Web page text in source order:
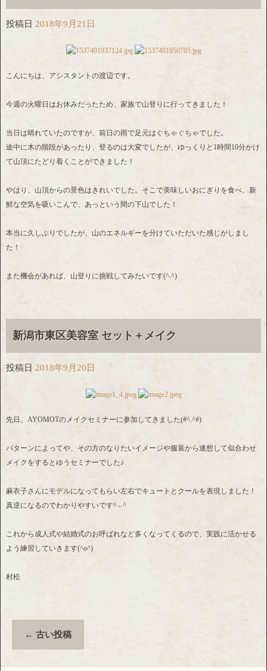
投稿日 2018年9月21日
こんにちは、アシスタントの渡辺です。
今週の火曜日はお休みだったため、家族で山登りに行ってきました！
当日は晴れていたのですが、前日の雨で足元はぐちゃぐちゃでした。
途中に木の階段があったり、登るのは大変でしたが、ゆっくりと1時間10分かけ
て山頂にたどり着くことができました！
やはり、山頂からの景色はきれいでした。そこで美味しいおにぎりを食べ、新
鮮な空気を吸いこんで、あっという間の下山でした！
本当に久しぶりでしたが、山のエネルギーを分けていただいた感じがしまし
た！
また機会があれば、山登りに挑戦してみたいです(^.^)
新潟市東区美容室 セット＋メイク
投稿日 2018年9月20日
先日、AYOMOTのメイクセミナーに参加してきました(#^.^#)
パターンによってや、その方のなりたいイメージや服装から連想して似合わせ
メイクをするとゆうセミナーでした♪
麻衣子さんにモデルになってもらい左右でキュートとクールを表現しました！
真逆になるのでわかりやすいです^ - ^
これから成人式や結婚式のお呼ばれなど多くなってくるので、実践に活かせる
よう練習していきます(^o^)
村松
← 古い投稿